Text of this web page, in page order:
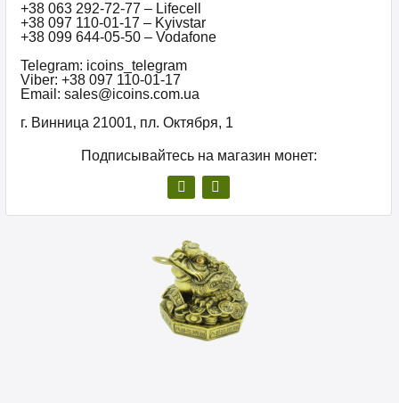
+38 063 292-72-77 – Lifecell
+38 097 110-01-17 – Kyivstar
+38 099 644-05-50 – Vodafone
Telegram: icoins_telegram
Viber: +38 097 110-01-17
Email: sales@icoins.com.ua
г. Винница 21001, пл. Октября, 1
Подписывайтесь на магазин монет: